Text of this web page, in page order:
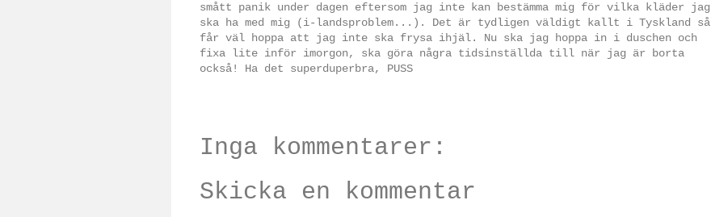
smått panik under dagen eftersom jag inte kan bestämma mig för vilka kläder jag
ska ha med mig (i-landsproblem...). Det är tydligen väldigt kallt i Tyskland så
får väl hoppa att jag inte ska frysa ihjäl. Nu ska jag hoppa in i duschen och
fixa lite inför imorgon, ska göra några tidsinställda till när jag är borta
också! Ha det superduperbra, PUSS
Inga kommentarer:
Skicka en kommentar